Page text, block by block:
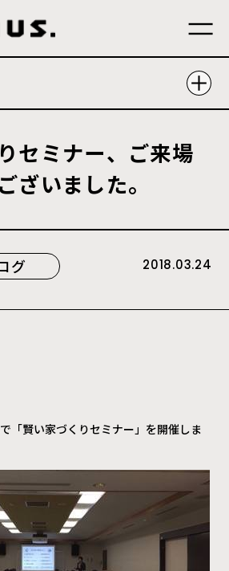
グ 2018.03.24
りセミナー、 ご来場
ございま した。
「賢い家づくりセミナー」を開催しま